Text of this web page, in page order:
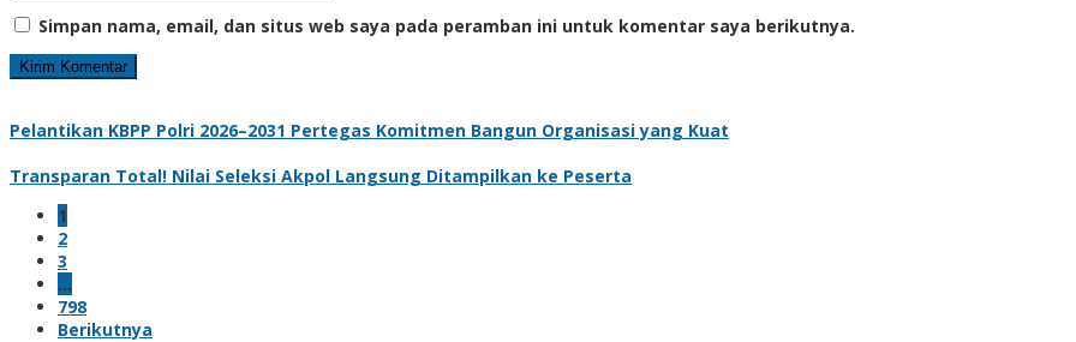
Simpan nama, email, dan situs web saya pada peramban ini untuk komentar saya berikutnya.
Pelantikan KBPP Polri 2026–2031 Pertegas Komitmen Bangun Organisasi yang Kuat
Transparan Total! Nilai Seleksi Akpol Langsung Ditampilkan ke Peserta
1
2
3
…
798
Berikutnya